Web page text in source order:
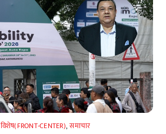
विशेष(FRONT-CENTER),समाचार